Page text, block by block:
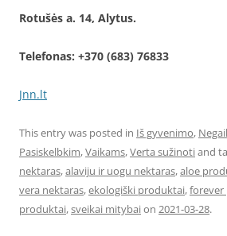
Rotušės a. 14, Alytus.
Telefonas: +370 (683) 76833
Jnn.lt
This entry was posted in Iš gyvenimo,
Pasiskelbkim,Vaikams,Verta sužinotiand
nektaras,alaviju ir uogu nektaras,aloe
vera nektaras,ekologiški produktai,
produktai,sveikai mitybaion 2021-03-28.